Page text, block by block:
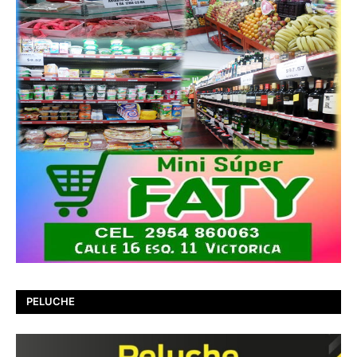
PELUCHE